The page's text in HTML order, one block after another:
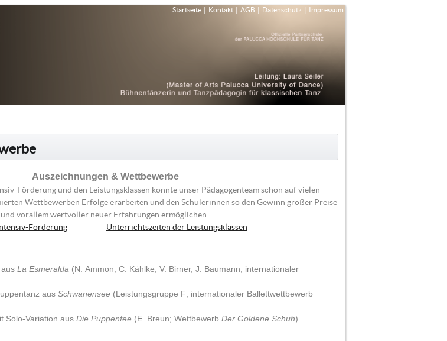
Startseite | Kontakt | AGB | Datenschutz | Impressum
Auszeichnungen & Wettbewerbe
Förderung und den Leistungsklassen konnte unser Pädagogenteam schon auf vielen
Wettbewerben Erfolge erarbeiten und den Schülerinnen so den Gewinn großer Preise
und vorallem wertvoller neuer Erfahrungen ermöglichen.
Förderung
Unterrichtszeiten der Leistungsklassen
La Esmeralda (N. Ammon, C. Kählke, V. Birner, J. Baumann; internationaler
aus Schwanensee (Leistungsgruppe F; internationaler Ballettwettbewerb
Solo-Variation aus Die Puppenfee (E. Breun; Wettbewerb Der Goldene Schuh)